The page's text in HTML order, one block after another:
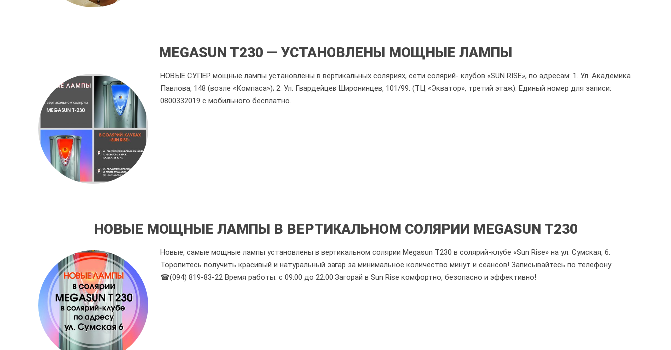
MEGASUN T230 — УСТАНОВЛЕНЫ МОЩНЫЕ ЛАМПЫ
НОВЫЕ СУПЕР мощные лампы установлены в вертикальных соляриях, сети солярий- клубов «SUN RISE», по адресам: 1. Ул. Академика
Павлова, 148 (возле «Компаса»); 2. Ул. Гвардейцев Широнинцев, 101/99. (ТЦ «Экватор», третий этаж). Единый номер для записи:
0800332019 с мобильного бесплатно.
НОВЫЕ МОЩНЫЕ ЛАМПЫ В ВЕРТИКАЛЬНОМ СОЛЯРИИ MEGASUN T230
Новые, самые мощные лампы установлены в вертикальном солярии Megasun T230 в солярий-клубе «Sun Rise» на ул. Сумская, 6.
Торопитесь получить красивый и натуральный загар за минимальное количество минут и сеансов! Записывайтесь по телефону:
☎(094) 819-83-22 Время работы: с 09:00 до 22:00 Загорай в Sun Rise комфортно, безопасно и эффективно!